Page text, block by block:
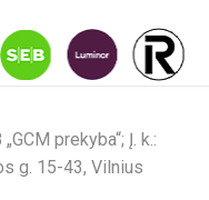
prekyba“; Į. k.:
g. 15-43, Vilnius